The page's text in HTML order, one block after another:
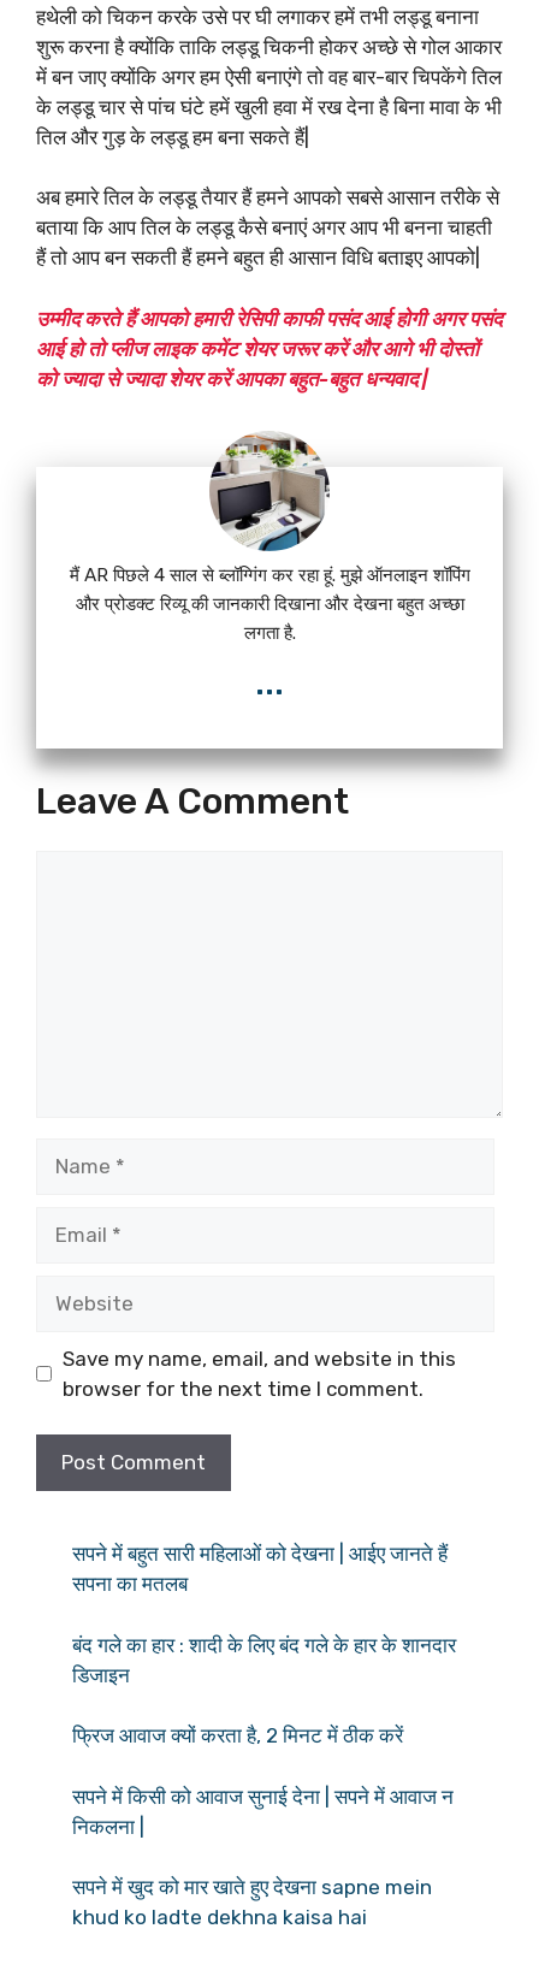
हथेली को चिकन करके उसे पर घी लगाकर हमें तभी लड्डू बनाना
शुरू करना है क्योंकि ताकि लड्डू चिकनी होकर अच्छे से गोल आकार
में बन जाए क्योंकि अगर हम ऐसी बनाएंगे तो वह बार-बार चिपकेंगे तिल
के लड्डू चार से पांच घंटे हमें खुली हवा में रख देना है बिना मावा के भी
तिल और गुड़ के लड्डू हम बना सकते हैं|
अब हमारे तिल के लड्डू तैयार हैं हमने आपको सबसे आसान तरीके से
बताया कि आप तिल के लड्डू कैसे बनाएं अगर आप भी बनना चाहती
हैं तो आप बन सकती हैं हमने बहुत ही आसान विधि बताइए आपको|
उम्मीद करते हैं आपको हमारी रेसिपी काफी पसंद आई होगी अगर पसंद
आई हो तो प्लीज लाइक कमेंट शेयर जरूर करें और आगे भी दोस्तों
को ज्यादा से ज्यादा शेयर करें आपका बहुत-बहुत धन्यवाद |
मैं AR पिछले 4 साल से ब्लॉग्गिंग कर रहा हूं. मुझे ऑनलाइन शॉपिंग
और प्रोडक्ट रिव्यू की जानकारी दिखाना और देखना बहुत अच्छा
लगता है.
...
Leave A Comment
Save my name, email, and website in this
browser for the next time I comment.
सपने में बहुत सारी महिलाओं को देखना | आईए जानते हैं
सपना का मतलब
बंद गले का हार : शादी के लिए बंद गले के हार के शानदार
डिजाइन
फ्रिज आवाज क्यों करता है, 2 मिनट में ठीक करें
सपने में किसी को आवाज सुनाई देना | सपने में आवाज न
निकलना |
सपने में खुद को मार खाते हुए देखना sapne mein
khud ko ladte dekhna kaisa hai